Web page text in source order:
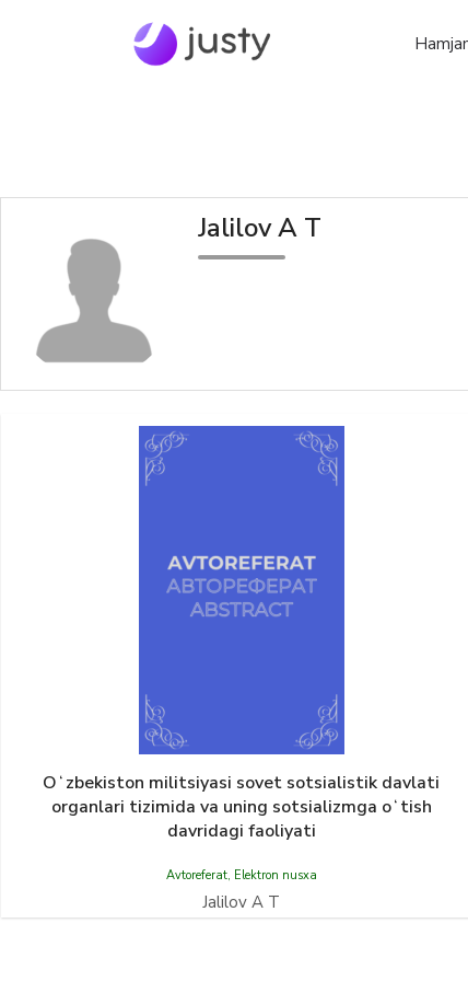
Jalilov A T
Oʻzbekiston militsiyasi sovet sotsialistik davlati
organlari tizimida va uning sotsializmga oʻtish
davridagi faoliyati
Avtoreferat, Elektron nusxa
Jalilov A T